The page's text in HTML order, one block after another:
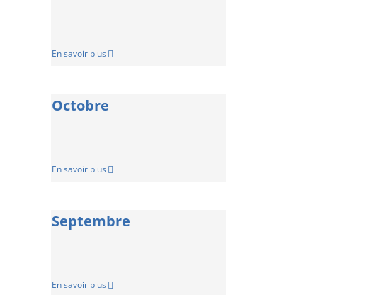
En savoir plus
Octobre
En savoir plus
Septembre
En savoir plus